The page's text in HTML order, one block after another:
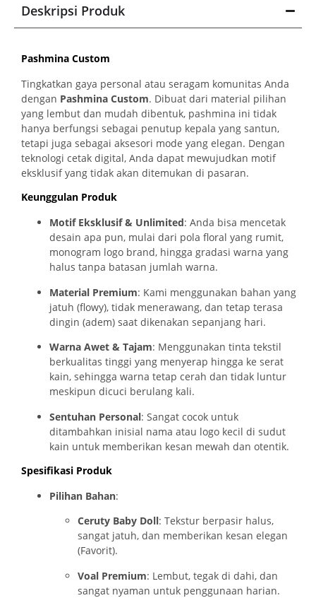
Deskripsi Produk
Pashmina Custom
Tingkatkan gaya personal atau seragam komunitas Anda
dengan Pashmina Custom. Dibuat dari material pilihan
yang lembut dan mudah dibentuk, pashmina ini tidak
hanya berfungsi sebagai penutup kepala yang santun,
tetapi juga sebagai aksesori mode yang elegan. Dengan
teknologi cetak digital, Anda dapat mewujudkan motif
eksklusif yang tidak akan ditemukan di pasaran.
Keunggulan Produk
Motif Eksklusif & Unlimited: Anda bisa mencetak
desain apa pun, mulai dari pola floral yang rumit,
monogram logo brand, hingga gradasi warna yang
halus tanpa batasan jumlah warna.
Material Premium: Kami menggunakan bahan yang
jatuh (flowy), tidak menerawang, dan tetap terasa
dingin (adem) saat dikenakan sepanjang hari.
Warna Awet & Tajam: Menggunakan tinta tekstil
berkualitas tinggi yang menyerap hingga ke serat
kain, sehingga warna tetap cerah dan tidak luntur
meskipun dicuci berulang kali.
Sentuhan Personal: Sangat cocok untuk
ditambahkan inisial nama atau logo kecil di sudut
kain untuk memberikan kesan mewah dan otentik.
Spesifikasi Produk
Pilihan Bahan:
Ceruty Baby Doll: Tekstur berpasir halus,
sangat jatuh, dan memberikan kesan elegan
(Favorit).
Voal Premium: Lembut, tegak di dahi, dan
sangat nyaman untuk penggunaan harian.